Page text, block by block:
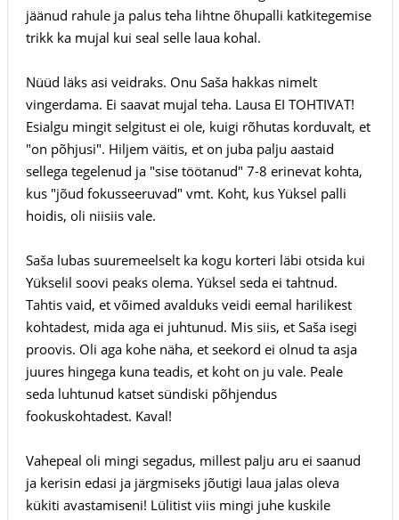
jäänud rahule ja palus teha lihtne õhupalli katkitegemise
trikk ka mujal kui seal selle laua kohal.
Nüüd läks asi veidraks. Onu Saša hakkas nimelt
vingerdama. Ei saavat mujal teha. Lausa EI TOHTIVAT!
Esialgu mingit selgitust ei ole, kuigi rõhutas korduvalt, et
"on põhjusi". Hiljem väitis, et on juba palju aastaid
sellega tegelenud ja "sise töötanud" 7-8 erinevat kohta,
kus "jõud fokusseeruvad" vmt. Koht, kus Yüksel palli
hoidis, oli niisiis vale.
Saša lubas suuremeelselt ka kogu korteri läbi otsida kui
Yükselil soovi peaks olema. Yüksel seda ei tahtnud.
Tahtis vaid, et võimed avalduks veidi eemal harilikest
kohtadest, mida aga ei juhtunud. Mis siis, et Saša isegi
proovis. Oli aga kohe näha, et seekord ei olnud ta asja
juures hingega kuna teadis, et koht on ju vale. Peale
seda luhtunud katset sündiski põhjendus
fookuskohtadest. Kaval!
Vahepeal oli mingi segadus, millest palju aru ei saanud
ja kerisin edasi ja järgmiseks jõutigi laua jalas oleva
kükiti avastamiseni! Lülitist viis mingi juhe kuskile